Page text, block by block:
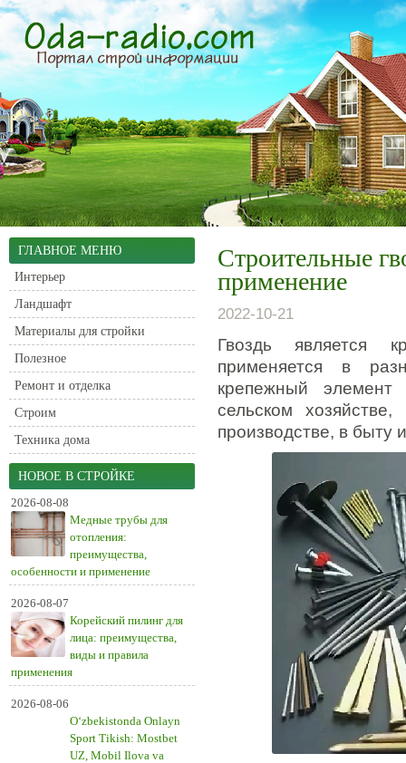
ГЛАВНОЕ МЕНЮ
Интерьер
Ландшафт
Материалы для стройки
Полезное
Ремонт и отделка
Строим
Техника дома
НОВОЕ В СТРОЙКЕ
2026-08-08
Медные трубы для
отопления:
преимущества,
особенности и применение
2026-08-07
Корейский пилинг для
лица: преимущества,
виды и правила
применения
2026-08-06
O‘zbekistonda Onlayn
Sport Tikish: Mostbet
UZ, Mobil Ilova va
Строительные
применение
2022-10-21
Гвоздь является
применяется в
крепежный элемент
сельском
производстве, в быту